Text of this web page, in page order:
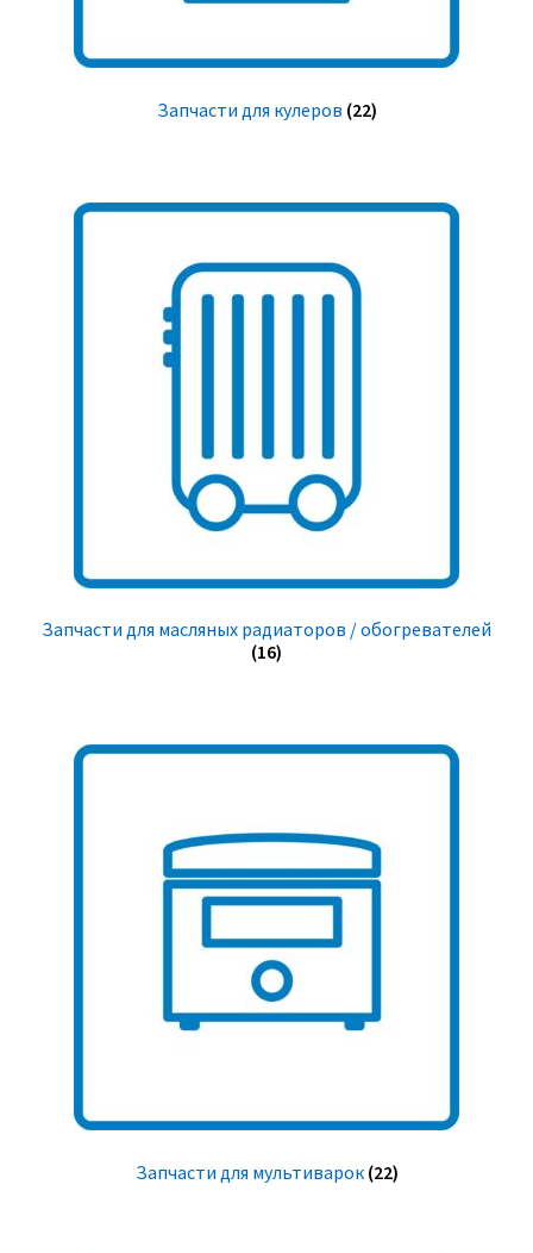
Запчасти для кулеров (22)
Запчасти для масляных радиаторов / обогревателей
(16)
Запчасти для мультиварок (22)